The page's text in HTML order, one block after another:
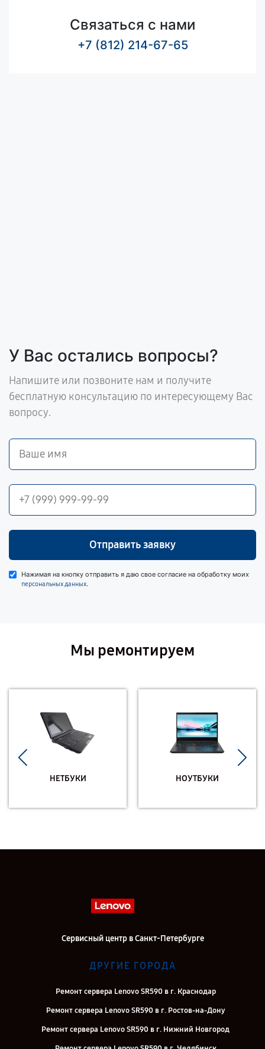
Связаться с нами
+7 (812) 214-67-65
У Вас остались вопросы?
Напишите или позвоните нам и получите
бесплатную консультацию по интересующему Вас
вопросу.
Отправить заявку
Нажимая на кнопку отправить я даю свое согласие на обработку моих
персональных данных.
Мы ремонтируем
НЕТБУКИ НОУТБУКИ
Сервисный центр в Санкт-Петербурге
ДРУГИЕ ГОРОДА
Ремонт сервера Lenovo SR590 в г. Краснодар
Ремонт сервера Lenovo SR590 в г. Ростов-на-Дону
Ремонт сервера Lenovo SR590 в г. Нижний Новгород